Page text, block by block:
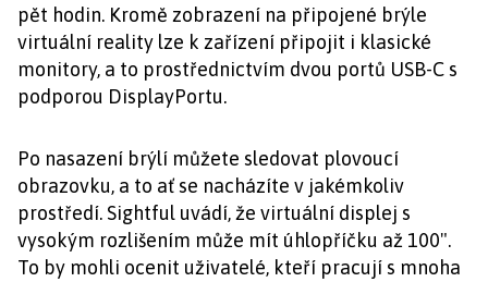
pět hodin. Kromě zobrazení na připojené brýle
virtuální reality lze k zařízení připojit i klasické
monitory, a to prostřednictvím dvou portů USB-C s
podporou DisplayPortu.
Po nasazení brýlí můžete sledovat plovoucí
obrazovku, a to ať se nacházíte v jakémkoliv
prostředí. Sightful uvádí, že virtuální displej s
vysokým rozlišením může mít úhlopříčku až 100".
To by mohli ocenit uživatelé, kteří pracují s mnoha